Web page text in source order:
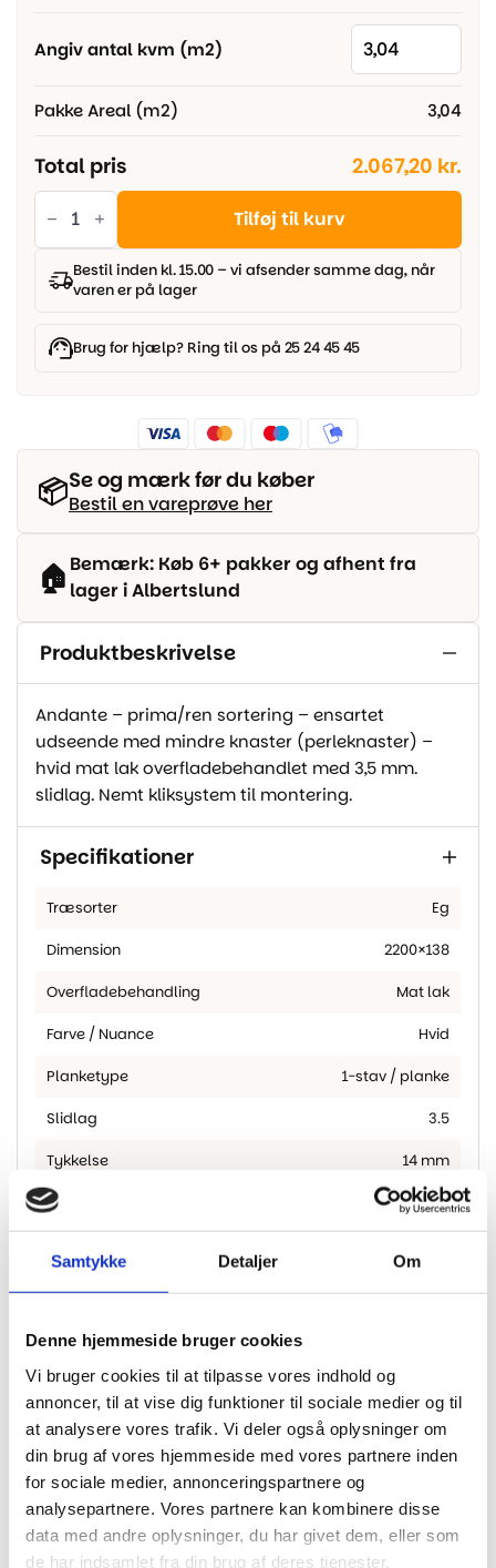
Samtykke Detaljer Om
Denne hjemmeside bruger cookies
Vi bruger cookies til at tilpasse vores indhold og
annoncer, til at vise dig funktioner til sociale medier og til
at analysere vores trafik. Vi deler også oplysninger om
din brug af vores hjemmeside med vores partnere inden
for sociale medier, annonceringspartnere og
analysepartnere. Vores partnere kan kombinere disse
data med andre oplysninger, du har givet dem, eller som
de har indsamlet fra din brug af deres tjenester.
Angiv antal kvm (m2)
Pakke Areal (m2) 3,04
Total pris 2.067,20 kr.
BOEN
Eg
Hvid
Andante
Planke
Tilføj til kurv
Bestil inden kl. 15.00 – vi afsender samme dag, når
varen er på lager
Brug for hjælp? Ring til os på 25 24 45 45
📦Se og mærk før du køber
Bestil en vareprøve her
🏠 Bemærk: Køb 6+ pakker og afhent fra
lager i Albertslund
Produktbeskrivelse
Andante – prima/ren sortering – ensartet
udseende med mindre knaster (perleknaster) –
hvid mat lak overfladebehandlet med 3,5 mm.
slidlag. Nemt kliksystem til montering.
Specifikationer
Træsorter Eg
Dimension 2200×138
Overfladebehandling Mat lak
Farve / Nuance Hvid
Planketype 1-stav / planke
Slidlag 3.5
Tykkelse 14 mm
Montering Let 5G kliksystem
Fas
Sortering
Garanti 25 år
Gulvvarme Egnet til gulvvarme